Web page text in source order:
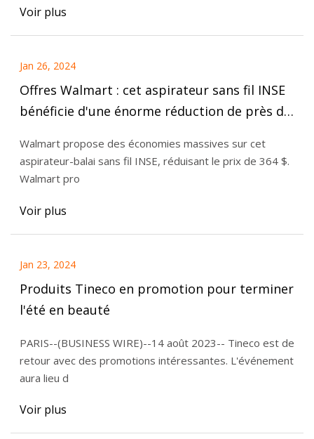
Voir plus
Jan 26, 2024
Offres Walmart : cet aspirateur sans fil INSE
bénéficie d'une énorme réduction de près de
Walmart propose des économies massives sur cet
aspirateur-balai sans fil INSE, réduisant le prix de 364 $.
Walmart pro
Voir plus
Jan 23, 2024
Produits Tineco en promotion pour terminer
l'été en beauté
PARIS--(BUSINESS WIRE)--14 août 2023-- Tineco est de
retour avec des promotions intéressantes. L'événement
aura lieu d
Voir plus